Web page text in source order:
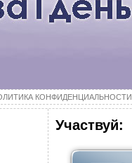
КОНФИДЕНЦИАЛЬНОСТИ
Участвуй: